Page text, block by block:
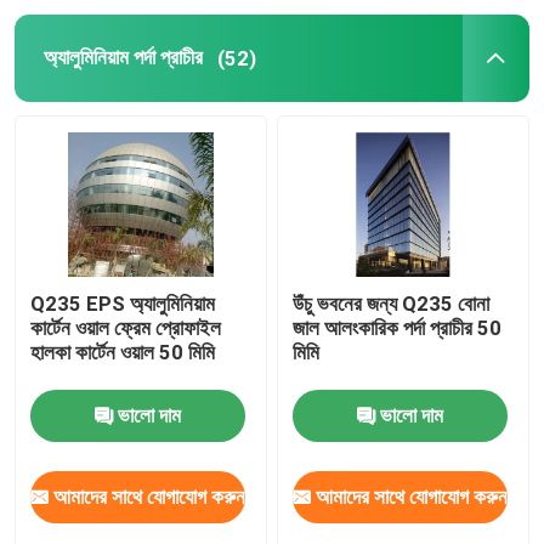
অ্যালুমিনিয়াম পর্দা প্রাচীর (52)
Q235 EPS অ্যালুমিনিয়াম
কার্টেন ওয়াল ফ্রেম প্রোফাইল
হালকা কার্টেন ওয়াল 50 মিমি
ভালো দাম
আমাদের সাথে যোগাযোগ করুন
উঁচু ভবনের জন্য Q235 বোনা
জাল আলংকারিক পর্দা প্রাচীর 50
মিমি
ভালো দাম
আমাদের সাথে যোগাযোগ করুন